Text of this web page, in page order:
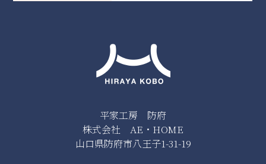
平家工房 防府
株式会社 AE・HOME
山口県防府市八王子1-31-19